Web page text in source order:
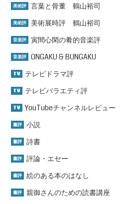
美術評 言葉と骨董 鶴山裕司
美術評 美術展時評 鶴山裕司
音楽評 寅間心閑の肴的音楽評
音楽評 ONGAKU & BUNGAKU
TV テレビドラマ評
TV テレビバラエティ評
TV YouTubeチャンネルレビュー
書評 小説
書評 詩書
書評 評論・エセー
書評 絵のある本のはなし
書評 親御さんのための読書講座